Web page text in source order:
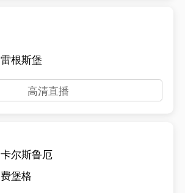
雷根斯堡
高清直播
卡尔斯鲁厄
费堡格